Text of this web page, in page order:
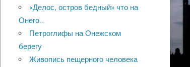
«Делос, остров бедный» что на
Онего…
Петроглифы на Онежском
берегу
Живопись пещерного человека